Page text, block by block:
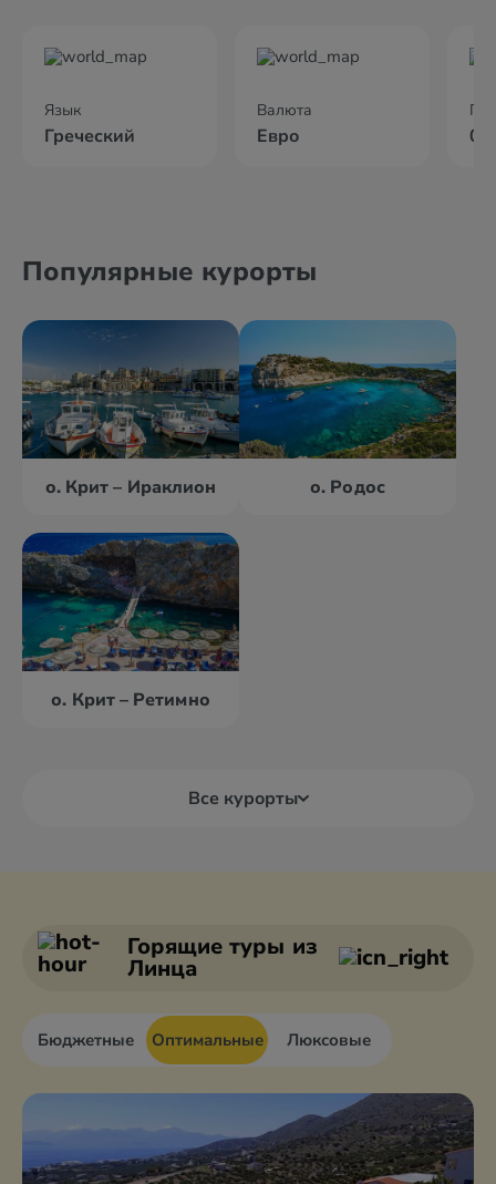
Язык
Греческий
Валюта
Евро
Популярные курорты
о. Крит – Ираклион о. Родос
о. Крит – Ретимно
Все курорты
Аттика Волос
Горящие туры из
Линца
Бюджетные Оптимальные Люксовые